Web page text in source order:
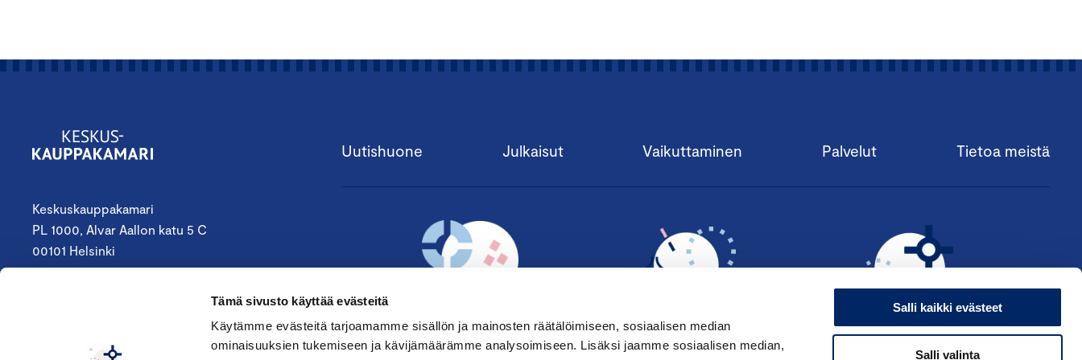
Tämä sivusto käyttää evästeitä
Käytämme evästeitä tarjoamamme sisällön ja mainosten räätälöimiseen, sosiaalisen median
ominaisuuksien tukemiseen ja kävijämäärämme analysoimiseen. Lisäksi jaamme sosiaalisen median,
Salli kaikki evästeet
Salli valinta
Tilaisuus on suunnattu kaikille brändiasioiden parissa toimiville ja aiheesta
lakiasiainjohtajille, juristeille, asiamiehille ja muille IPR-osaajille.
Tilaisuuden moderoi juontaja, tuottaja Jussi-Pekka Rantanen.
12.30Tervetuloa
Keskuskauppakamari
PL 1000, Alvar Aallon katu 5 C
00101 Helsinki
keskuskauppakamari@chamber.fi
Seuraa meitä:
Uutishuone Julkaisut Vaikuttaminen Palvelut Tietoa meistä